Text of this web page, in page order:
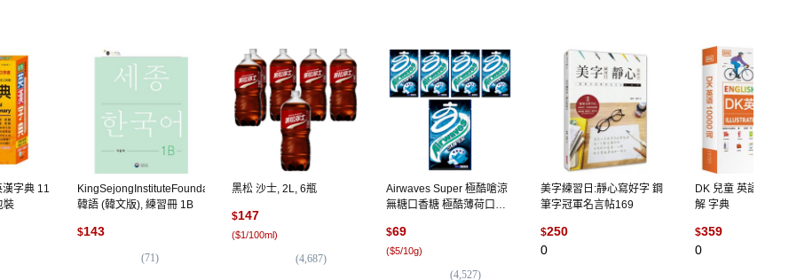
字典 11
裝
KingSejongInstituteFoundation
韓語 (韓文版), 練習冊 1B
$143
(71)
黑松 沙士, 2L, 6瓶
$147
($1/100ml)
(4,687)
Airwaves Super 極酷嗆涼
無糖口香糖 極酷薄荷口味,
$69
($5/10g)
(4,527)
美字練習日:靜心寫好字 鋼
筆字冠軍名言帖169
$250
0
DK 兒童 英語
解 字典
$359
0